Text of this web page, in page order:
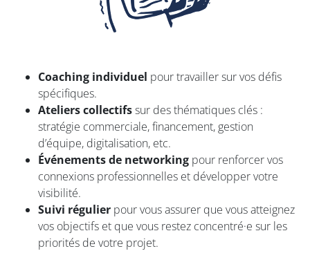
Coaching individuel pour travailler sur vos défis
spécifiques.
Ateliers collectifssur des thématiques clés :
stratégie commerciale, financement, gestion
d’équipe, digitalisation, etc.
Événements de networking pour renforcer vos
connexions professionnelles et développer votre
visibilité.
Suivi régulier pour vous assurer que vous atteignez
vos objectifs et que vous restez concentré·e sur les
priorités de votre projet.